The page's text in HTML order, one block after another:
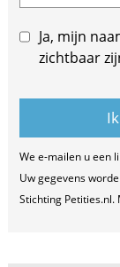
Ja, mijn
zichtbaar
We e-mailen u een
Uw gegevens
Stichting Petities.nl.